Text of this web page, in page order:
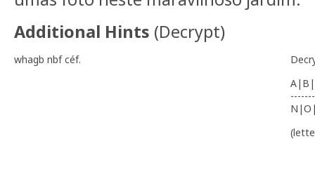
Additional Hints (Decrypt)
whagb nbf céf.